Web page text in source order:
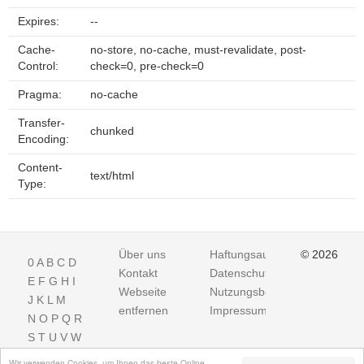
Expires: --
Cache-
Control:
no-store, no-cache, must-revalidate, post-
check=0, pre-check=0
Pragma: no-cache
Transfer-
Encoding:
chunked
Content-
Type:
text/html
0A B C D
E F G H I
J K L M
N O P Q R
S T U V W
Über uns
Kontakt
Webseite
entfernen
Haftungsausschluss
Datenschutz
Nutzungsbedingungen
Impressum
© 2026